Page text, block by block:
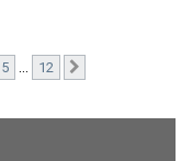
5 … 12